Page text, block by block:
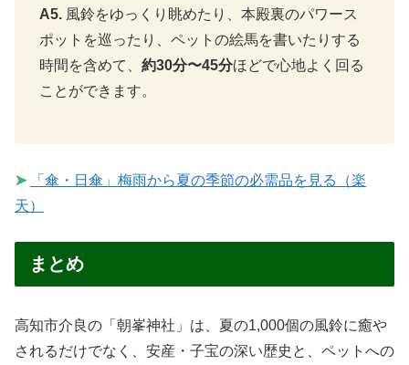
A5. 風鈴をゆっくり眺めたり、本殿裏のパワース
ポットを巡ったり、ペットの絵馬を書いたりする
時間を含めて、 約30分〜45分ほどで心地よく回る
ことができます。
➤
「傘・日傘」梅雨から夏の季節の必需品を見る（楽
天）
まとめ
高知市介良の「朝峯神社」は、夏の1,000個の風鈴に癒や
されるだけでなく、安産・子宝の深い歴史と、ペットへの